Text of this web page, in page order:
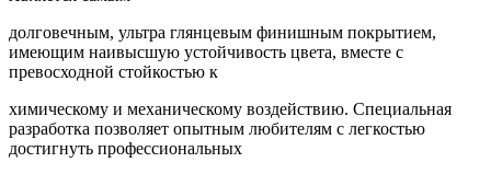
долговечным, ультра глянцевым финишным покрытием,
имеющим наивысшую устойчивость цвета, вместе с
превосходной стойкостью к
химическому и механическому воздействию. Специальная
разработка позволяет опытным любителям с легкостью
достигнуть профессиональных